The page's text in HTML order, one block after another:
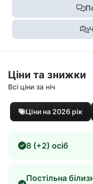
Ціни та знижки
Всі ціни за ніч
Ціни на 2026 рік
8 (+2) осіб
Постільна